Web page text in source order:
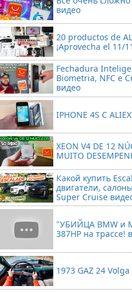
видео
20 productos de
¡Aprovecha el 11/
Fechadura
Biometria, NFC e
видео
IPHONE 4S С
XEON V4 DE 12
MUITO
Какой купить
двигатели,
Super Cruise
"УБИЙЦА BMW и
387HP на трассе!
1973 GAZ 24